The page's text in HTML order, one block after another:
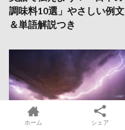
調味料10選」やさしい例文
＆単語解説つき
ホーム シェア